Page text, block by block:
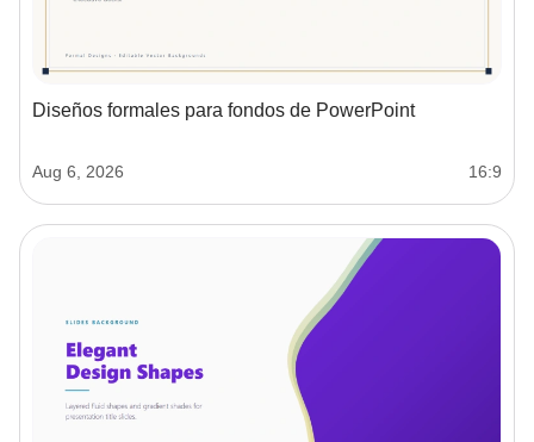
Diseños formales para fondos de PowerPoint
Aug 6, 2026 16:9